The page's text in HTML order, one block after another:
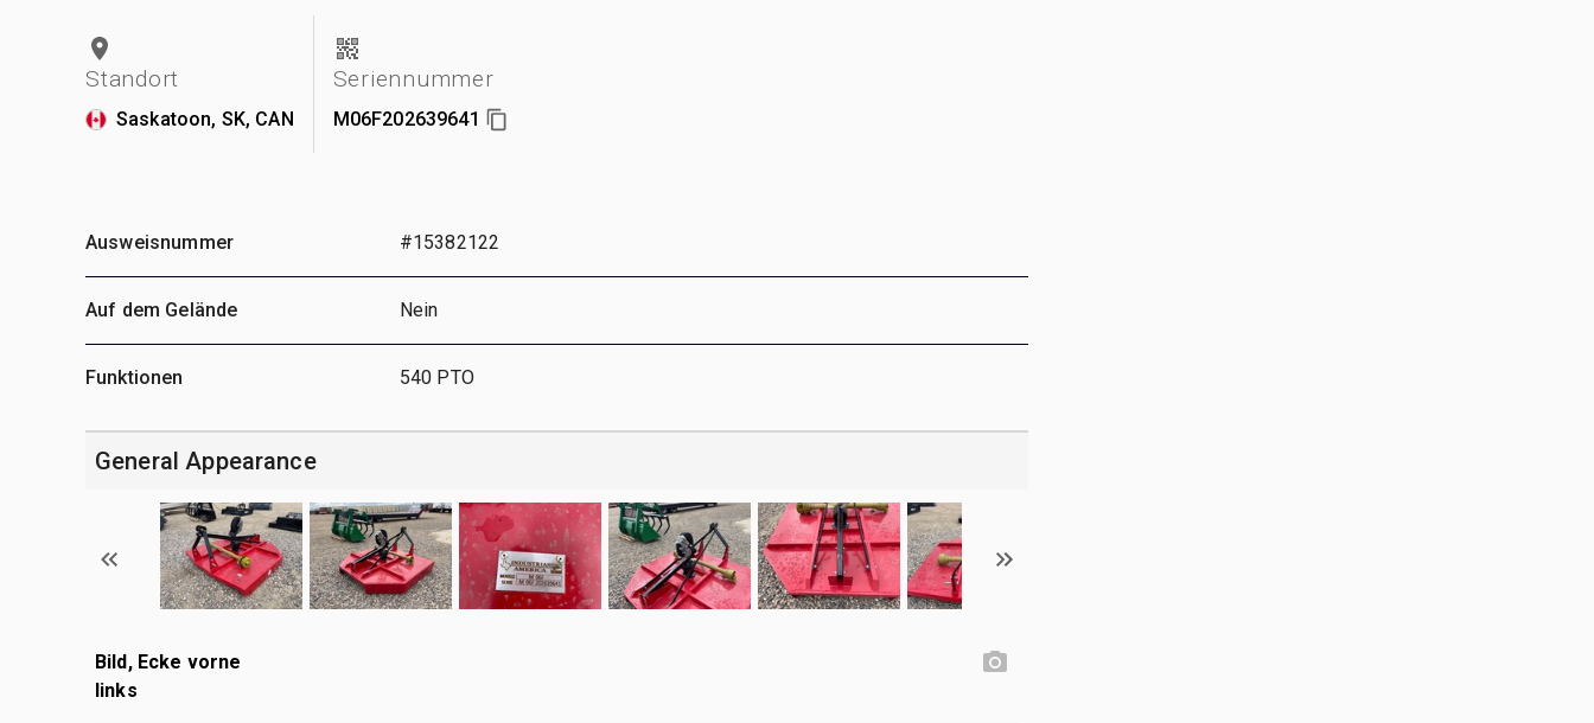
Standort
Saskatoon, SK, CAN
Seriennummer
M06F202639641
Ausweisnummer #15382122
Auf dem Gelände Nein
Funktionen 540 PTO
General Appearance
Bild, Ecke vorne
links